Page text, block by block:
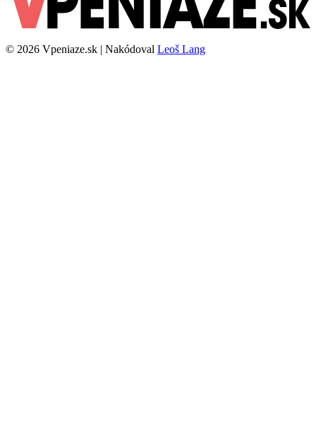
© 2026 Vpeniaze.sk | Nakódoval Leoš Lang